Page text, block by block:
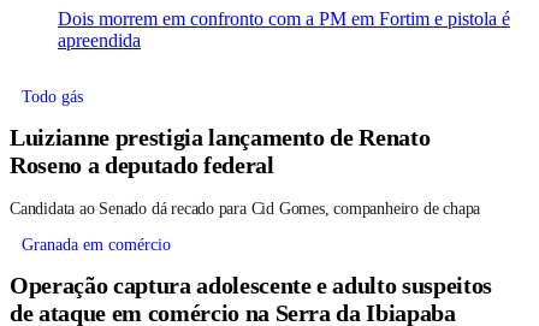
Dois morrem em confronto com a PM em Fortim e pistola é
apreendida
Todo gás
Luizianne prestigia lançamento de Renato
Roseno a deputado federal
Candidata ao Senado dá recado para Cid Gomes, companheiro de chapa
Granada em comércio
Operação captura adolescente e adulto suspeitos
de ataque em comércio na Serra da Ibiapaba